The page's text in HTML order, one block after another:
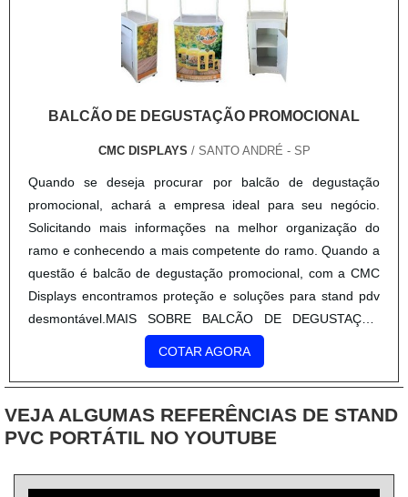
BALCÃO DE DEGUSTAÇÃO PROMOCIONAL
CMC DISPLAYS / SANTO ANDRÉ - SP
Quando se deseja procurar por balcão de degustação
promocional, achará a empresa ideal para seu negócio.
Solicitando mais informações na melhor organização do
ramo e conhecendo a mais competente do ramo. Quando a
questão é balcão de degustação promocional, com a CMC
Displays encontramos proteção e soluções para stand pdv
desmontável.MAIS SOBRE BALCÃO DE DEGUSTAÇÃO
PROMOCIONALA CMC Displays centraliza sua estratégia
em criar para cada cliente uma estrutura com escritório de
alta qualidade onde são realizadas as atividades e
equipamentos de última geração, tudo para oferecer balcão
de degustação promocional com precisão.Há muitas
competência, excelência e destaque em sua área de
COTAR AGORA
VEJA ALGUMAS REFERÊNCIAS DE STAND
PVC PORTÁTIL NO YOUTUBE